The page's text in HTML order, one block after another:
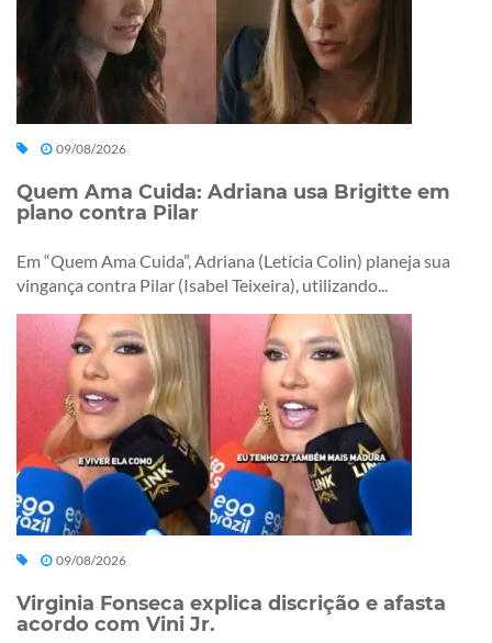
09/08/2026
Quem Ama Cuida: Adriana usa Brigitte em
plano contra Pilar
Em “Quem Ama Cuida”, Adriana (Letícia Colin) planeja sua
vingança contra Pilar (Isabel Teixeira), utilizando...
09/08/2026
Virginia Fonseca explica discrição e afasta
acordo com Vini Jr.